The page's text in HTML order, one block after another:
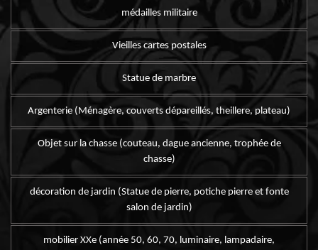
médailles militaire
Vieilles cartes postales
Statue de marbre
Argenterie (Ménagère, couverts dépareillés, theillere, plateau)
Objet sur la chasse (couteau, dague ancienne, trophée de
chasse)
décoration de jardin (Statue de pierre, potiche pierre et fonte
salon de jardin)
mobilier XXe (année 50, 60, 70, luminaire, lampadaire,